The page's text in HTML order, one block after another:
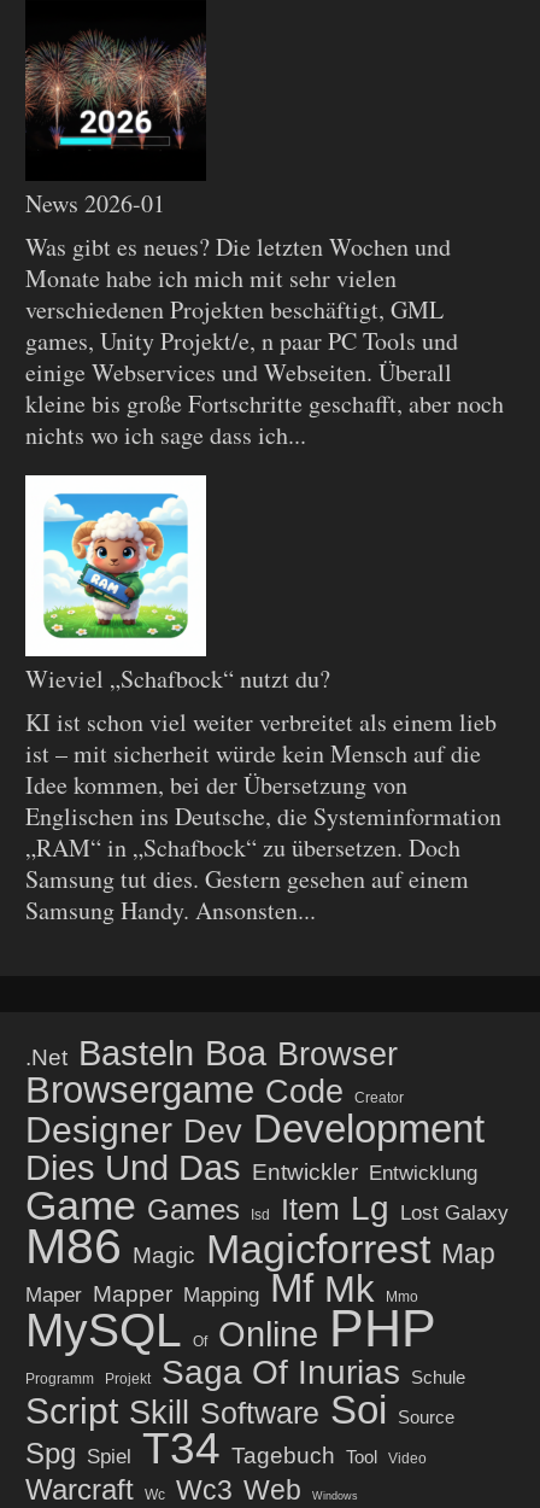
News 2026-01
Was gibt es neues? Die letzten Wochen und
Monate habe ich mich mit sehr vielen
verschiedenen Projekten beschäftigt, GML
games, Unity Projekt/e, n paar PC Tools und
einige Webservices und Webseiten. Überall
kleine bis große Fortschritte geschafft, aber noch
nichts wo ich sage dass ich...
Wieviel „Schafbock“ nutzt du?
KI ist schon viel weiter verbreitet als einem lieb
ist – mit sicherheit würde kein Mensch auf die
Idee kommen, bei der Übersetzung von
Englischen ins Deutsche, die Systeminformation
„RAM“ in „Schafbock“ zu übersetzen. Doch
Samsung tut dies. Gestern gesehen auf einem
Samsung Handy. Ansonsten...
.net Basteln Boa Browser
Browsergame Code Creator
Designer Dev Development
Dies Und Das Entwickler Entwicklung
Game Games Isd Item Lg Lost Galaxy
M86 Magic Magicforrest Map
Maper Mapper Mapping Mf Mk Mmo
MySQL Of Online PHP
Programm Projekt Saga Of Inurias Schule
Script Skill Software Soi Source
Spg Spiel T34 Tagebuch Tool Video
Warcraft Wc Wc3 Web Windows